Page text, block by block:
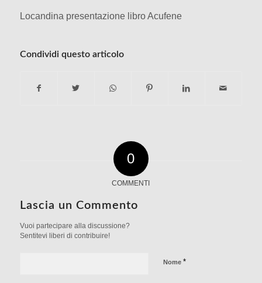
Locandina presentazione libro Acufene
Condividi questo articolo
0
COMMENTI
Lascia un Commento
Vuoi partecipare alla discussione?
Sentitevi liberi di contribuire!
Nome *